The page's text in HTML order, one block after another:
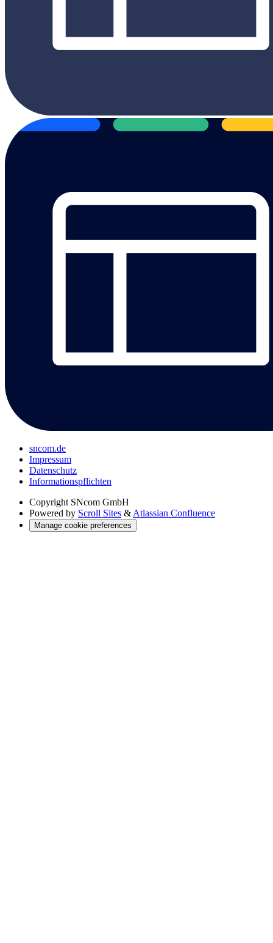
sncom.de
Impressum
Datenschutz
Informations­pflichten
Copyright SNcom GmbH
Powered by Scroll Sites & Atlassian Confluence
Manage cookie preferences